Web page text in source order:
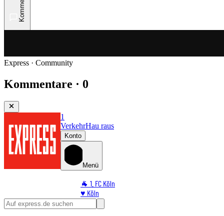
Express · Community
Kommentare · 0
1
VerkehrHau raus
Konto
Menü
🐐 1. FC Köln
♥️ Köln
⭐ Promi